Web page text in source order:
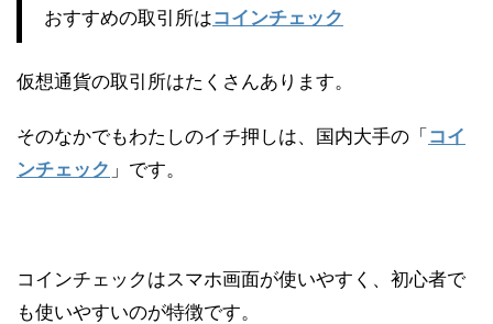
おすすめの取引所はコインチェック
仮想通貨の取引所はたくさんあります。
そのなかでもわたしのイチ押しは、国内大手の「コイ
ンチェック 」です。
コインチェックはスマホ画面が使いやすく、初心者で
も使いやすいのが特徴です。